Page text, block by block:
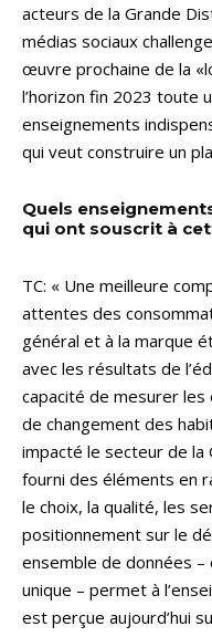
acteurs de la Grande
médias sociaux
œuvre prochaine de la
l’horizon fin 2023 toute
enseignements
qui veut construire un
Quels
qui ont souscrit à
TC: « Une meilleure
attentes des
général et à la marque
avec les résultats de
capacité de mesurer les
de changement des
impacté le secteur de la
fourni des éléments en
le choix, la qualité, les
positionnement sur le
ensemble de données
unique – permet à
est perçue aujourd’hui